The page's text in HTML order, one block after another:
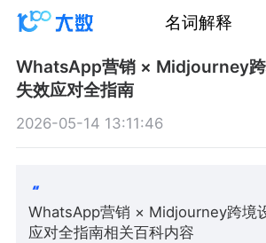
名词解释
WhatsApp营销 × Midjourney跨
失效应对全指南
2026-05-14 13:11:46
WhatsApp营销 × Midjourney跨境
应对全指南相关百科内容